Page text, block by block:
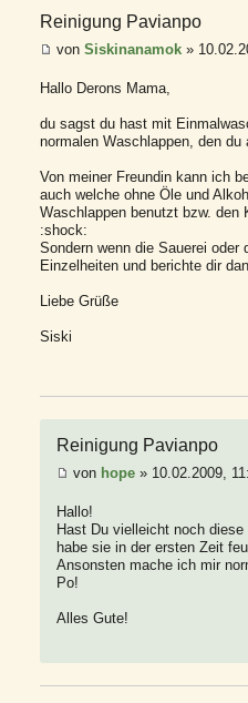
Reinigung Pavianpo
von Siskinanamok »
Hallo Derons Mama,
du sagst du hast mit
normalen Waschlappen, den
Von meiner Freundin kann ich
auch welche ohne Öle und
Waschlappen benutzt bzw. den
:shock:
Sondern wenn die Sauerei
Einzelheiten und berichte dir
Liebe Grüße
Siski
Reinigung Pavianpo
von hope » 10.02.2009,
Hallo!
Hast Du vielleicht noch
habe sie in der ersten Zeit
Ansonsten mache ich mir
Po!
Alles Gute!